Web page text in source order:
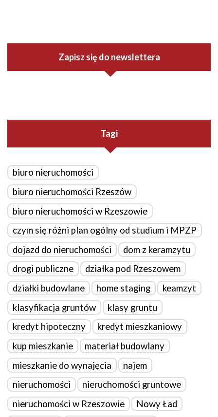
Zapisz się do newslettera
Tagi
biuro nieruchomości
biuro nieruchomości Rzeszów
biuro nieruchomości w Rzeszowie
czym się różni plan ogólny od studium i MPZP
dojazd do nieruchomości
dom z keramzytu
drogi publiczne
działka pod Rzeszowem
działki budowlane
home staging
keamzyt
klasyfikacja gruntów
klasy gruntu
kredyt hipoteczny
kredyt mieszkaniowy
kup mieszkanie
materiał budowlany
mieszkanie do wynajęcia
najem
nieruchomości
nieruchomości gruntowe
nieruchomości w Rzeszowie
Nowy Ład